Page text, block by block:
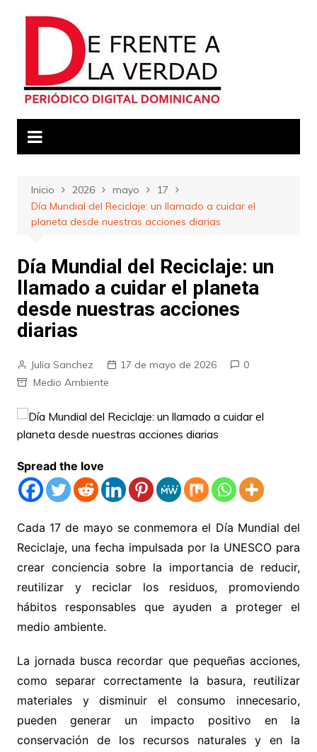
Inicio 2026 mayo
17
Día Mundial del Reciclaje: un llamado a cuidar el
planeta desde nuestras acciones diarias
Día Mundial del Reciclaje: un
llamado a cuidar el planeta
desde nuestras acciones
diarias
Julia Sanchez 17 de mayo de 2026
0
Medio Ambiente
Spread the love
Cada 17 de mayo se conmemora el Día Mundial del
Reciclaje, una fecha impulsada por la UNESCO para
crear conciencia sobre la importancia de reducir,
reutilizar y reciclar los residuos, promoviendo
hábitos responsables que ayuden a proteger el
medio ambiente.
La jornada busca recordar que pequeñas acciones,
como separar correctamente la basura, reutilizar
materiales y disminuir el consumo innecesario,
pueden generar un impacto positivo en la
conservación de los recursos naturales y en la